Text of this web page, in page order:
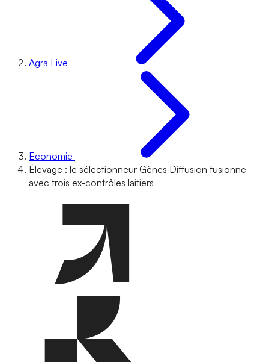
Agra Live
Economie
Élevage : le sélectionneur Gènes Diffusion fusionne
avec trois ex-contrôles laitiers